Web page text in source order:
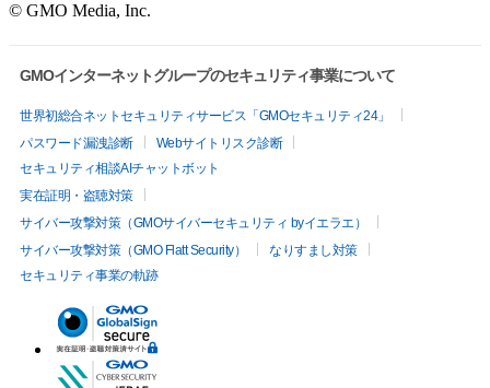
© GMO Media, Inc.
GMOインターネットグループのセキュリティ事業について
世界初総合ネットセキュリティサービス「GMOセキュリティ24」
パスワード漏洩診断
Webサイトリスク診断
セキュリティ相談AIチャットボット
実在証明・盗聴対策
サイバー攻撃対策（GMOサイバーセキュリティ byイエラエ）
サイバー攻撃対策（GMO Flatt Security）
なりすまし対策
セキュリティ事業の軌跡